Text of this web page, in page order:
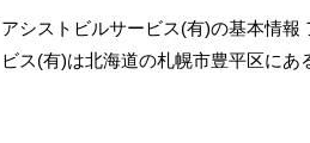
アシストビルサービス(有)の基本情報
ビス(有)は北海道の札幌市豊平区にあ